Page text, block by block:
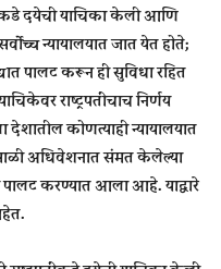
दयेची याचिका केली आणि
न्यायालयात जात येत होते;
पालट करून ही सुविधा रहित
राष्ट्रपतींचाच निर्णय
देशातील कोणत्याही न्यायालयात
अधिवेशनात संमत केलेल्या
पालट करण्यात आला आहे. याद्वारे